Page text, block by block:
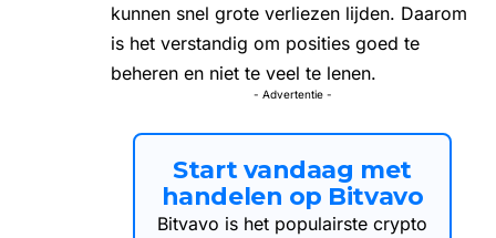
kunnen snel grote verliezen lijden. Daarom
is het verstandig om posities goed te
beheren en niet te veel te lenen.
- Advertentie -
Start vandaag met
handelen op Bitvavo
Bitvavo is het populairste crypto